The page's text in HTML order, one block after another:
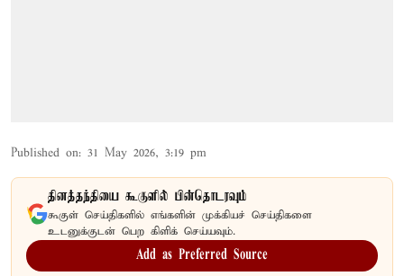
Published on: 31 May 2026, 3:19 pm
தினத்தந்தியை கூகுளில் பின்தொடரவும்
கூகுள் செய்திகளில் எங்களின் முக்கியச் செய்திகளை
உடனுக்குடன் பெற கிளிக் செய்யவும்.
Add as Preferred Source